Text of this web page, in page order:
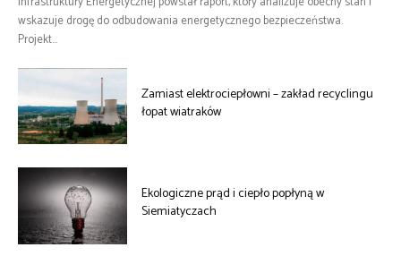
wskazuje drogę do odbudowania energetycznego bezpieczeństwa.
Projekt...
Zamiast elektrociepłowni – zakład recyclingu
łopat wiatraków
Ekologiczne prąd i ciepło popłyną w
Siemiatyczach